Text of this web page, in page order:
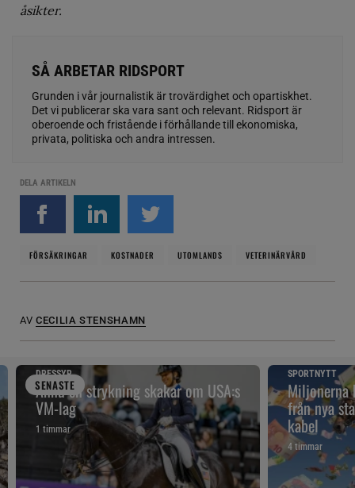
åsikter.
SÅ ARBETAR RIDSPORT
Grunden i vår journalistik är trovärdighet och opartiskhet.
Det vi publicerar ska vara sant och relevant. Ridsport är
oberoende och fristående i förhållande till ekonomiska,
privata, politiska och andra intressen.
DELA ARTIKELN
FÖRSÄKRINGAR KOSTNADER UTOMLANDS VETERINÄRVÅRD
AV CECILIA STENSHAMN
SENASTE
DRESSYR
Ännu en strykning skakar om USA:s
VM-lag
1 timmar
SPORTNYTT
Miljonerna
från nya
kabel
4 timmar